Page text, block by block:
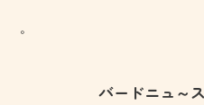
。
バードニュ～